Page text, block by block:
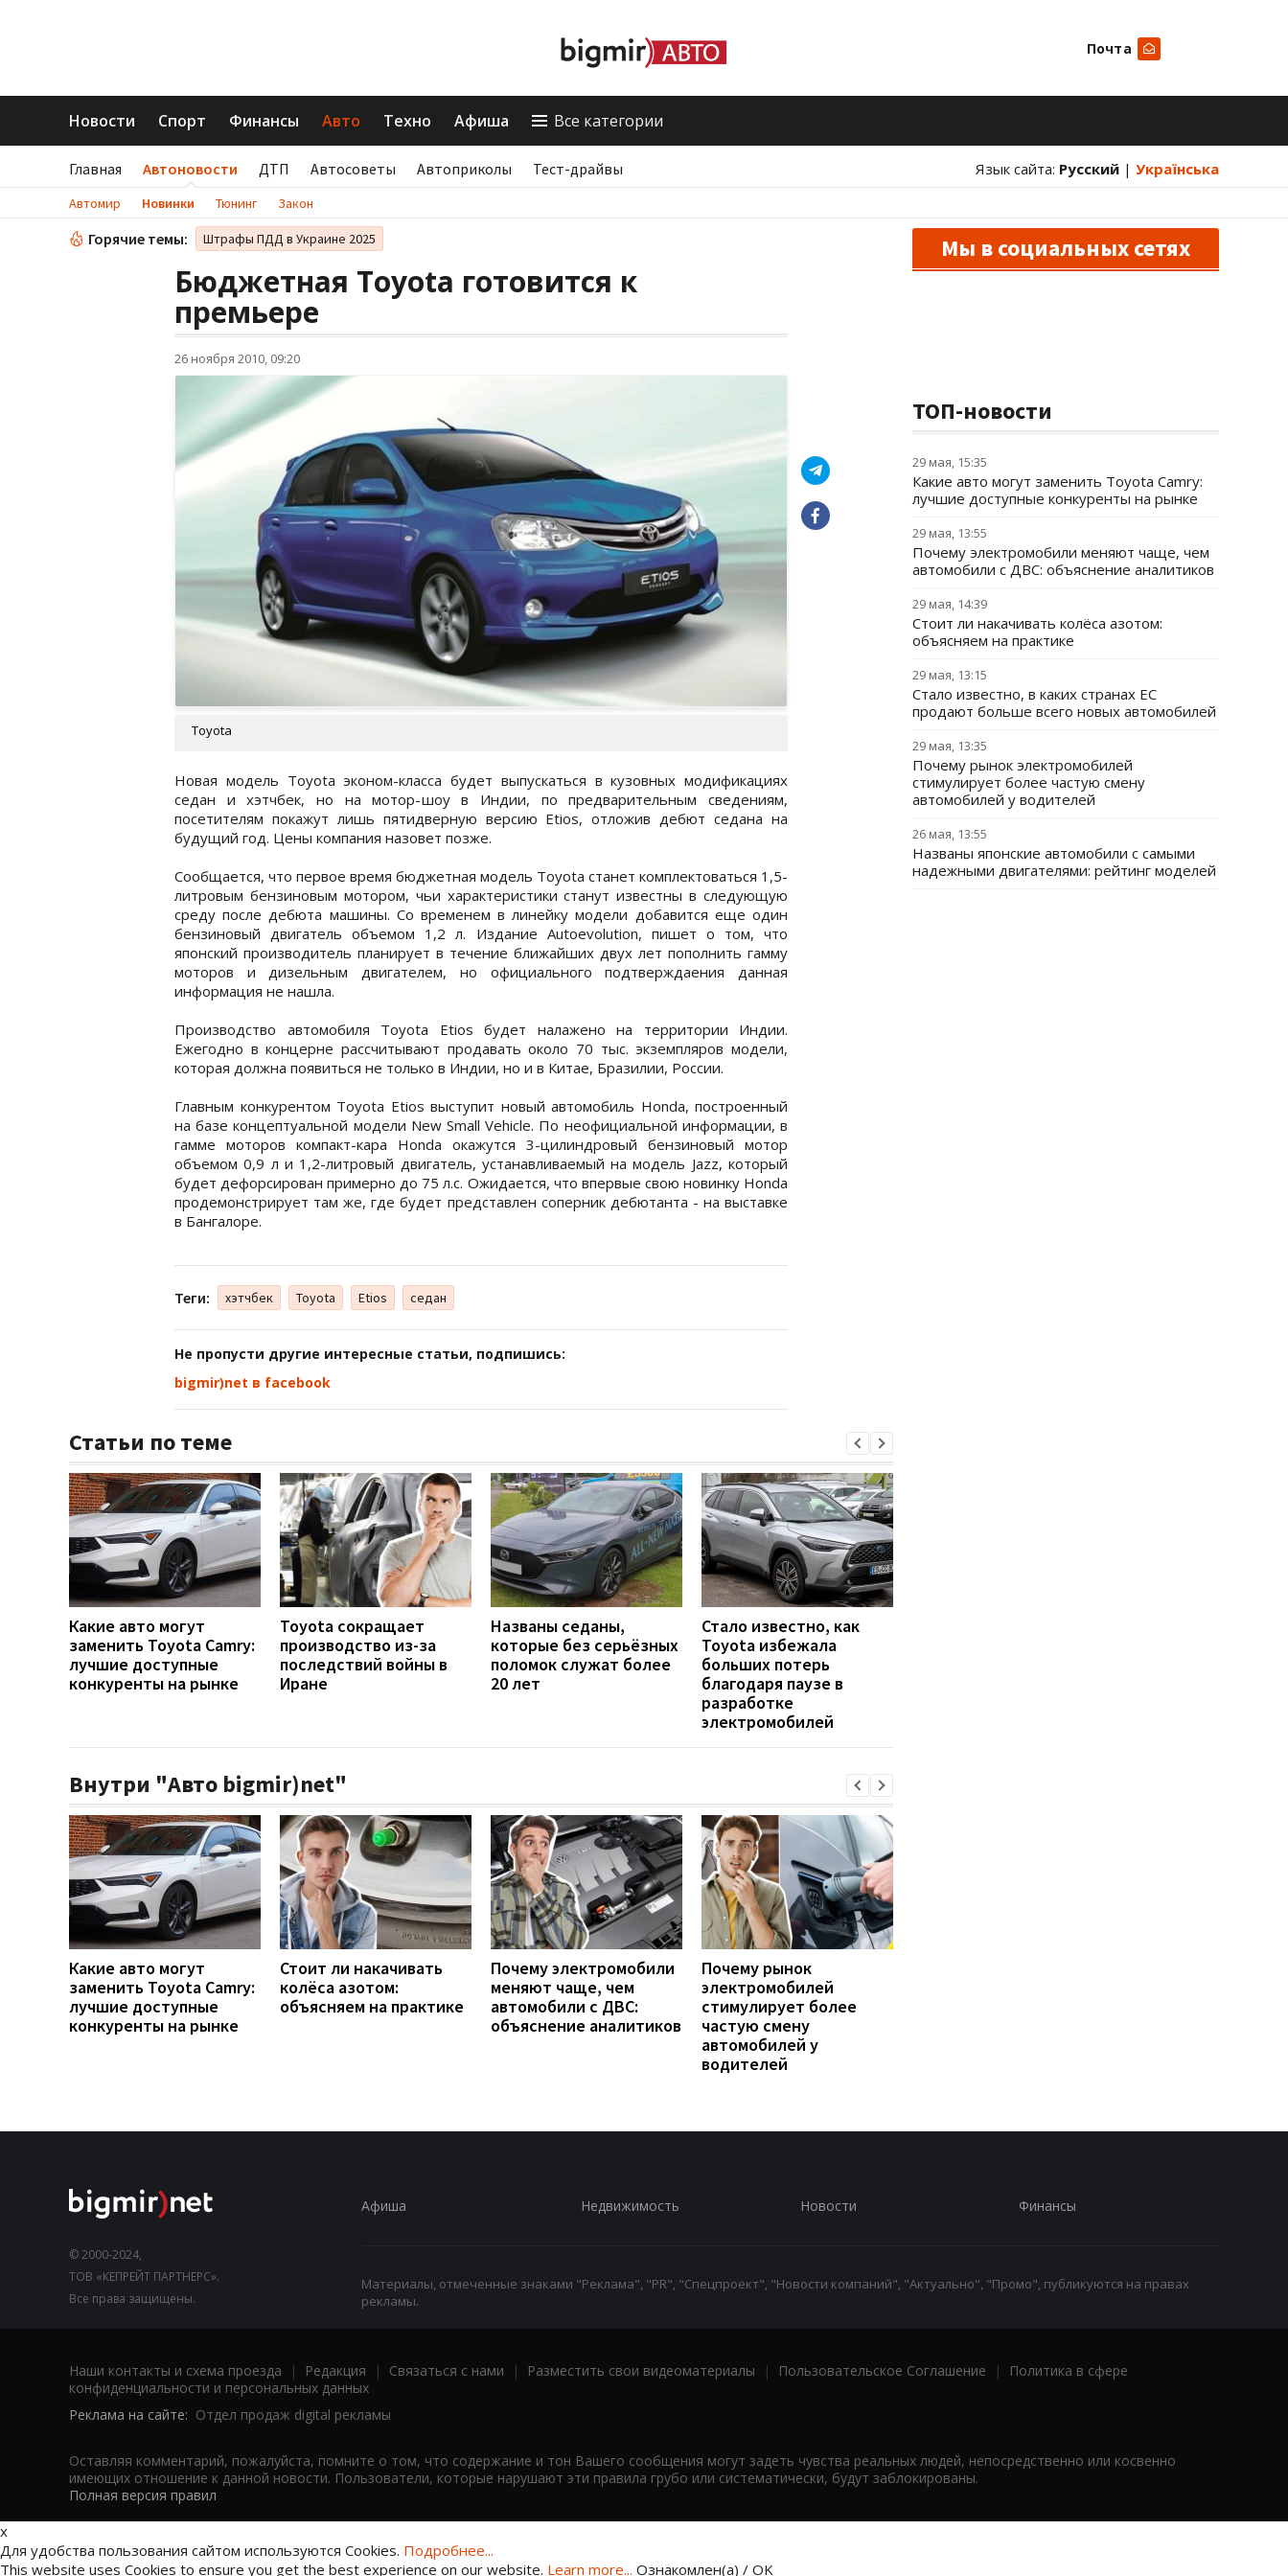
Почта
Новости Спорт Финансы Авто Техно Афиша Все категории
Главная Автоновости ДТП Автосоветы Автоприколы Тест-драйвы Язык сайта: Русский | Українська
Автомир Новинки Тюнинг Закон
Горячие темы: Штрафы ПДД в Украине 2025
Бюджетная Toyota готовится к
премьере
26 ноября 2010, 09:20
Toyota
Новая модель Toyota эконом-класса будет выпускаться в кузовных модификациях
седан и хэтчбек, но на мотор-шоу в Индии, по предварительным сведениям,
посетителям покажут лишь пятидверную версию Etios, отложив дебют седана на
будущий год. Цены компания назовет позже.
Сообщается, что первое время бюджетная модель Toyota станет комплектоваться 1,5-
литровым бензиновым мотором, чьи характеристики станут известны в следующую
среду после дебюта машины. Со временем в линейку модели добавится еще один
бензиновый двигатель объемом 1,2 л. Издание Autoevolution, пишет о том, что
японский производитель планирует в течение ближайших двух лет пополнить гамму
моторов и дизельным двигателем, но официального подтверждаения данная
информация не нашла.
Производство автомобиля Toyota Etios будет налажено на территории Индии.
Ежегодно в концерне рассчитывают продавать около 70 тыс. экземпляров модели,
которая должна появиться не только в Индии, но и в Китае, Бразилии, России.
Главным конкурентом Toyota Etios выступит новый автомобиль Honda, построенный
на базе концептуальной модели New Small Vehicle. По неофициальной информации, в
гамме моторов компакт-кара Honda окажутся 3-цилиндровый бензиновый мотор
объемом 0,9 л и 1,2-литровый двигатель, устанавливаемый на модель Jazz, который
будет дефорсирован примерно до 75 л.с. Ожидается, что впервые свою новинку Honda
продемонстрирует там же, где будет представлен соперник дебютанта - на выставке
в Бангалоре.
Теги: хэтчбек Toyota Etios седан
Не пропусти другие интересные статьи, подпишись:
bigmir)net в facebook
Статьи по теме
Какие авто могут
заменить Toyota Camry:
лучшие доступные
конкуренты на рынке
Toyota сокращает
производство из-за
последствий войны в
Иране
Названы седаны,
которые без серьёзных
поломок служат более
20 лет
Стало известно, как
Toyota избежала
больших потерь
благодаря паузе в
разработке
электромобилей
Внутри "Авто bigmir)net"
Какие авто могут
заменить Toyota Camry:
лучшие доступные
конкуренты на рынке
Стоит ли накачивать
колёса азотом:
объясняем на практике
Почему электромобили
меняют чаще, чем
автомобили с ДВС:
объяснение аналитиков
Почему рынок
электромобилей
стимулирует более
частую смену
автомобилей у
водителей
Мы в социальных сетях
ТОП-новости
29 мая, 15:35
Какие авто могут заменить Toyota Camry:
лучшие доступные конкуренты на рынке
29 мая, 13:55
Почему электромобили меняют чаще, чем
автомобили с ДВС: объяснение аналитиков
29 мая, 14:39
Стоит ли накачивать колёса азотом:
объясняем на практике
29 мая, 13:15
Стало известно, в каких странах ЕС
продают больше всего новых автомобилей
29 мая, 13:35
Почему рынок электромобилей
стимулирует более частую смену
автомобилей у водителей
26 мая, 13:55
Названы японские автомобили с самыми
надежными двигателями: рейтинг моделей
© 2000-2024,
ТОВ «КЕПРЕЙТ ПАРТНЕРС».
Все права защищены.
Афиша Недвижимость Новости Финансы
Материалы, отмеченные знаками "Реклама", "PR", "Спецпроект", "Новости компаний", "Актуально", "Промо", публикуются на правах
рекламы.
Наши контакты и схема проезда | Редакция | Связаться с нами | Разместить свои видеоматериалы | Пользовательское Соглашение |
Политика в сфере
конфиденциальности и персональных данных
Реклама на сайте: Отдел продаж digital рекламы
Оставляя комментарий, пожалуйста, помните о том, что содержание и тон Вашего сообщения могут задеть чувства реальных людей, непосредственно или косвенно
имеющих отношение к данной новости. Пользователи, которые нарушают эти правила грубо или систематически, будут заблокированы.
Полная версия правил
x
Для удобства пользования сайтом используются Cookies. Подробнее...
This website uses Cookies to ensure you get the best experience on our website. Learn more... Ознакомлен(а) / OK